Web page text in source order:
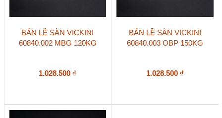
BẢN LỀ SÀN VICKINI
60840.002 MBG 120KG
1.028.500 ₫
BẢN LỀ SÀN VICKINI
60840.003 OBP 150KG
1.028.500 ₫